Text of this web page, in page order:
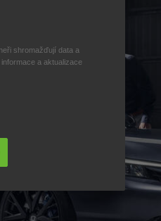
shromažďují data a
a aktualizace